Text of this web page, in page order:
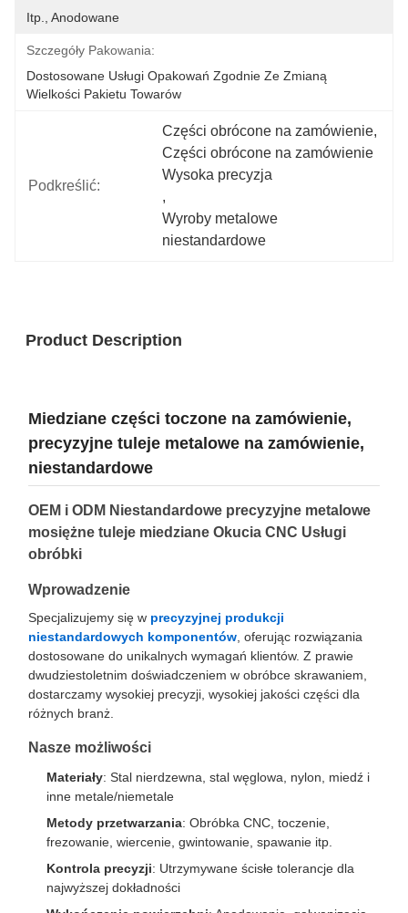
Itp., Anodowane
Szczegóły Pakowania:
Dostosowane Usługi Opakowań Zgodnie Ze Zmianą
Wielkości Pakietu Towarów
Podkreślić:
Części obrócone na zamówienie
Części obrócone na zamówienie
Wysoka precyzja
,
Wyroby metalowe
niestandardowe
Product Description
Miedziane części toczone na zamówienie,
precyzyjne tuleje metalowe na zamówienie,
niestandardowe
OEM i ODM Niestandardowe precyzyjne metalowe
mosiężne tuleje miedziane Okucia CNC Usługi
obróbki
Wprowadzenie
Specjalizujemy się w precyzyjnej produkcji
niestandardowych komponentów , oferując rozwiązania
dostosowane do unikalnych wymagań klientów. Z prawie
dwudziestoletnim doświadczeniem w obróbce skrawaniem,
dostarczamy wysokiej precyzji, wysokiej jakości części dla
różnych branż.
Nasze możliwości
Materiały: Stal nierdzewna, stal węglowa, nylon, miedź i
inne metale/niemetale
Metody przetwarzania: Obróbka CNC, toczenie,
frezowanie, wiercenie, gwintowanie, spawanie itp.
Kontrola precyzji: Utrzymywane ścisłe tolerancje dla
najwyższej dokładności